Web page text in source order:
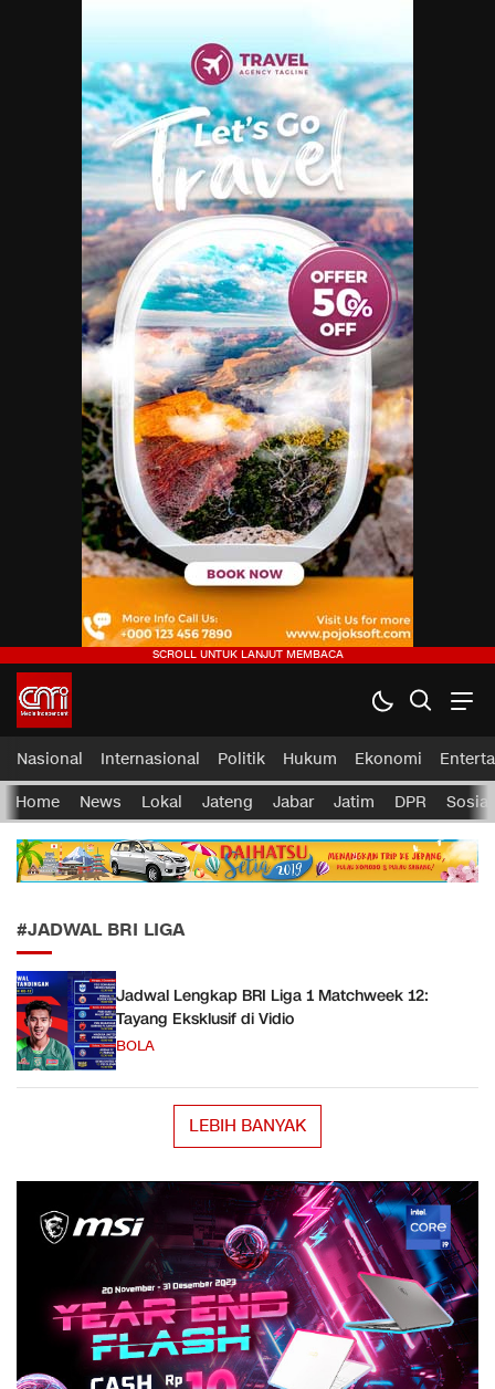
CMI News
Berani, Integritas dan Loyalitas
Nasional Internasional Politik Hukum Ekonomi
Home News Lokal Jateng Jabar Jatim DPR Sosial
#JADWAL BRI LIGA
Jadwal Lengkap BRI Liga 1 Matchweek 12:
Tayang Eksklusif di Vidio
BOLA
LEBIH BANYAK